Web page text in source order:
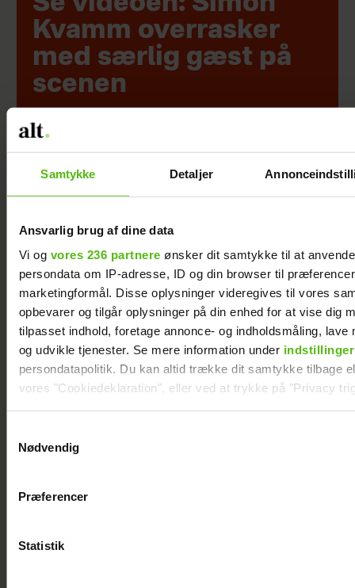
Samtykke Detaljer
Ansvarlig brug af dine data
Vi og vores 236 partnere ønsker dit samtykke til at
persondata om IP-adresse, ID og din browser til
marketingformål. Disse oplysninger videregives til vores
opbevarer og tilgår oplysninger på din enhed for at vise dig
tilpasset indhold, foretage annonce- og indholdsmåling, lave
og udvikle tjenester. Se mere information under indstillinger
persondatapolitik. Du kan altid trække dit samtykke tilbage
vores "Cookiedeklaration", eller ved at trykke på "Privacy
Vi anvender egne cookies og cookies fra tredjeparter til at
generere statistik og huske dine præferencer samt til brug
Nødvendig
Præferencer
Statistik
Kvamm overrasker
med særlig gæst på
scenen
Andreas Odbjerg afslører
år